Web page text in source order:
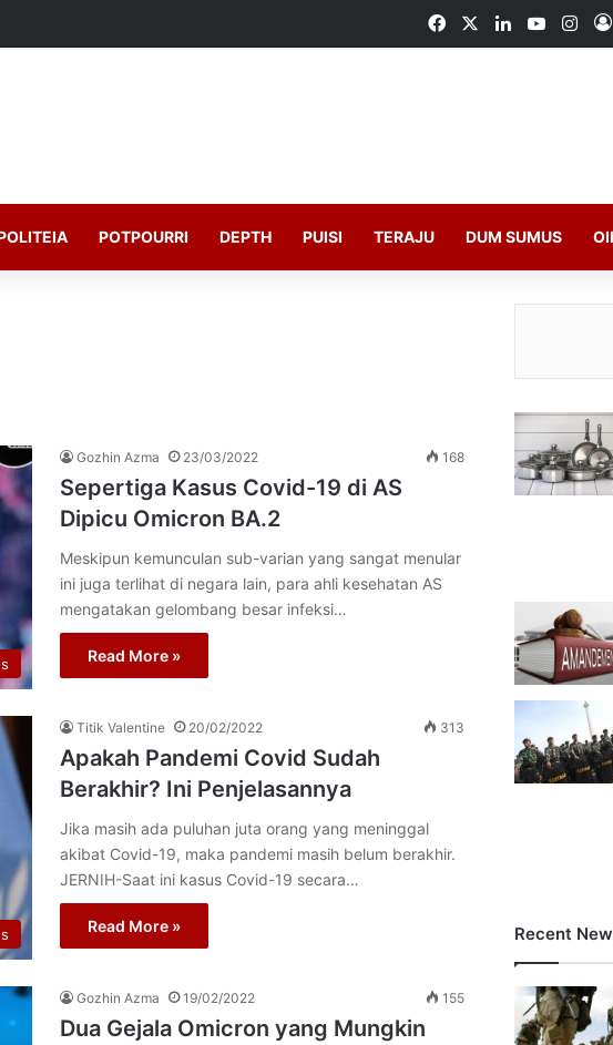
FacebookLinkedInYouTube
POTPOURRI DEPTH PUISI TERAJU DUM SUMUS
Gozhin Azma 23/03/2022 168
Sepertiga Kasus Covid-19 di AS
Dipicu Omicron BA.2
Meskipun kemunculan sub-varian yang sangat menular
ini juga terlihat di negara lain, para ahli kesehatan AS
mengatakan gelombang besar infeksi…
Read More »
Titik Valentine 20/02/2022 313
Apakah Pandemi Covid Sudah
Berakhir? Ini Penjelasannya
Jika masih ada puluhan juta orang yang meninggal
akibat Covid-19, maka pandemi masih belum berakhir.
JERNIH-Saat ini kasus Covid-19 secara…
Read More »
Gozhin Azma 19/02/2022 155
Dua Gejala Omicron yang Mungkin
Recent